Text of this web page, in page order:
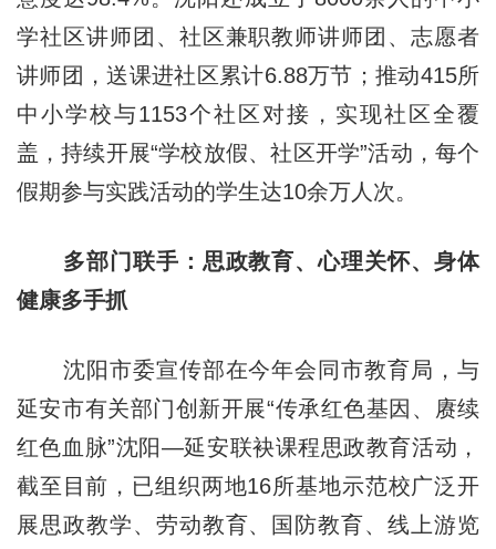
学社区讲师团、社区兼职教师讲师团、志愿者
讲师团，送课进社区累计6.88万节；推动415所
中小学校与1153个社区对接，实现社区全覆
盖，持续开展“学校放假、社区开学”活动，每个
假期参与实践活动的学生达10余万人次。
多部门联手：思政教育、心理关怀、身体
健康多手抓
沈阳市委宣传部在今年会同市教育局，与
延安市有关部门创新开展“传承红色基因、赓续
红色血脉”沈阳—延安联袂课程思政教育活动，
截至目前，已组织两地16所基地示范校广泛开
展思政教学、劳动教育、国防教育、线上游览